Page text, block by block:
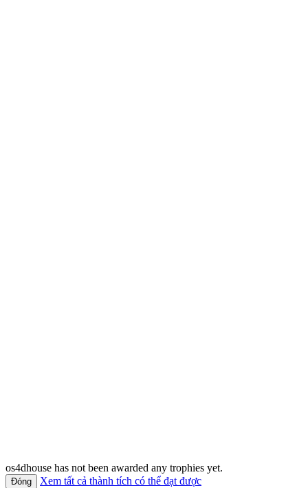
os4dhouse has not been awarded any trophies yet.
Xem tất cả thành tích có thể đạt được